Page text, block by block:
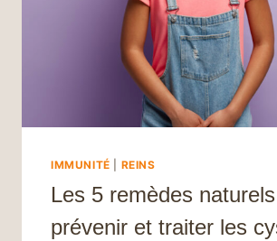
IMMUNITÉ REINS
Les 5 remèdes
prévenir et traiter les